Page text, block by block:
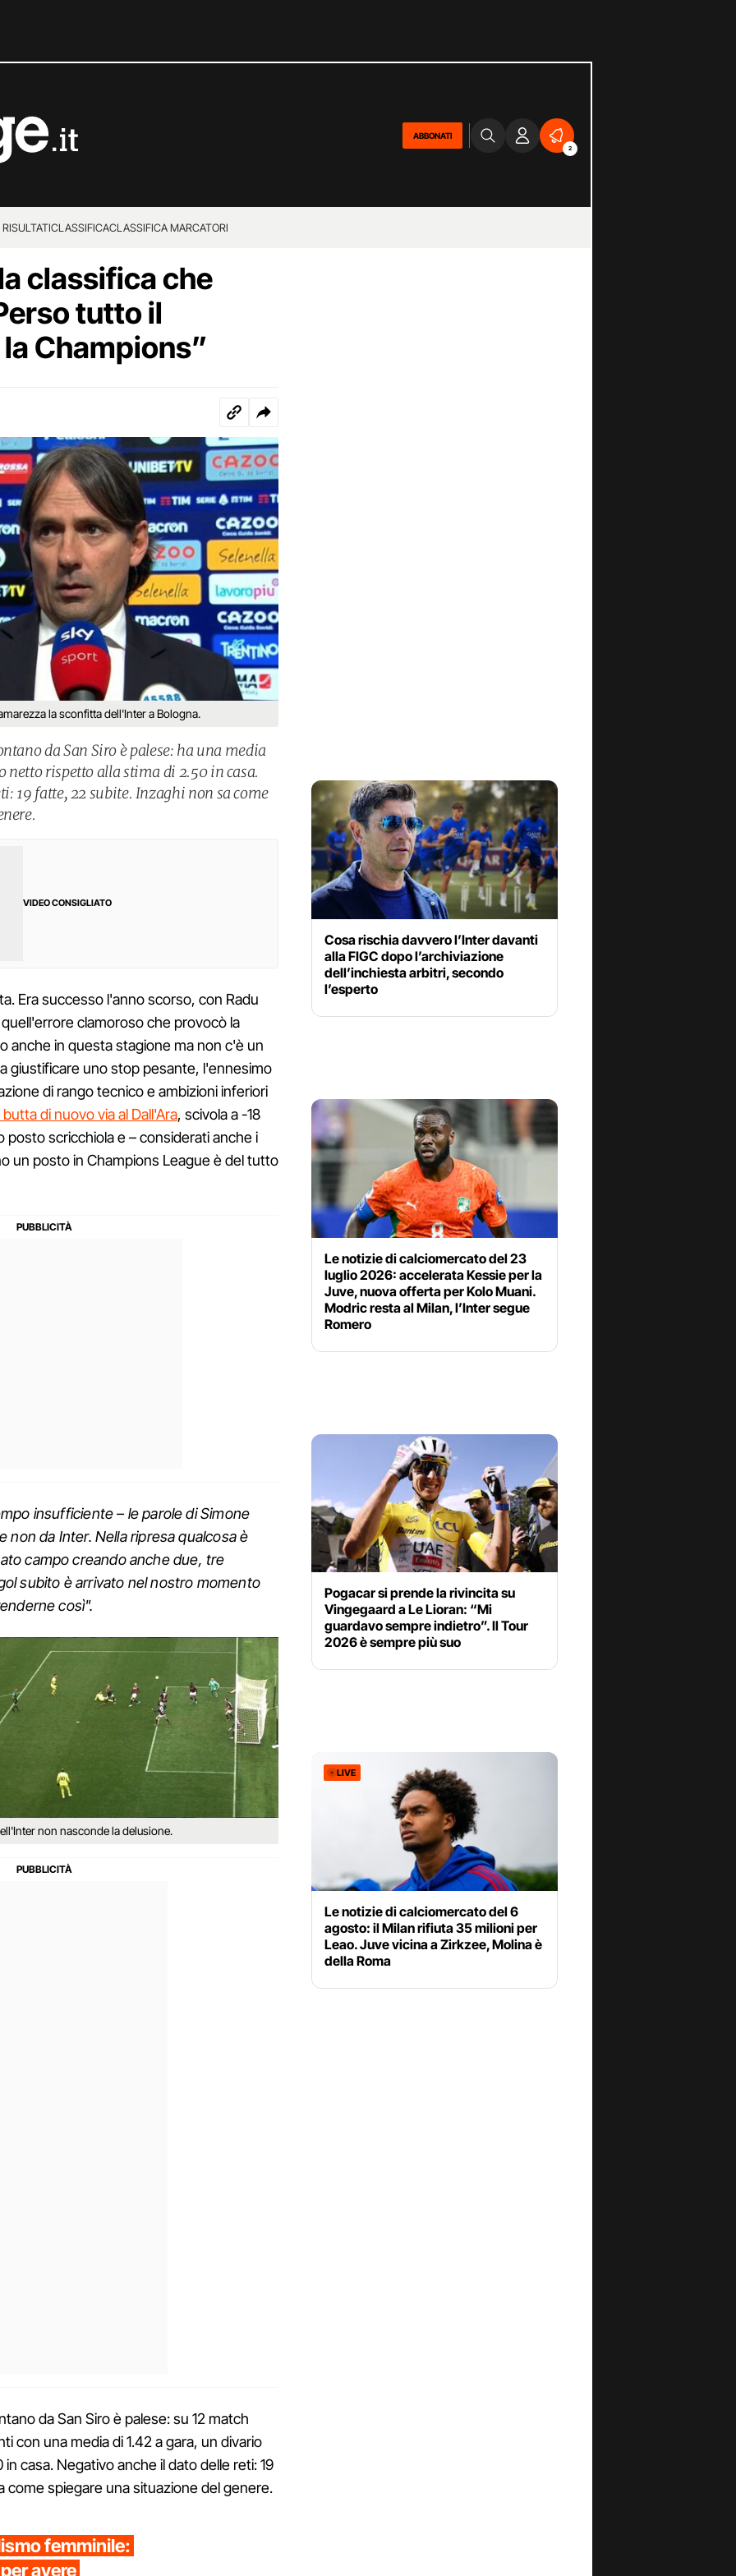
ABBONATI
2
CLASSIFICACLASSIFICA MARCATORI
classifica che
tutto il
Champions”
la sconfitta dell'Inter a Bologna.
da San Siro è palese: ha una media
netto rispetto alla stima di 2.50 in casa.
19 fatte, 22 subite. Inzaghi non sa come
VIDEO CONSIGLIATO
Era successo l'anno scorso, con Radu
clamoroso che provocò la
anche in questa stagione ma non c'è un
giustificare uno stop pesante, l'ennesimo
di rango tecnico e ambizioni inferiori
di nuovo via al Dall'Ara, scivola a -18
posto scricchiola e – considerati anche i
un posto in Champions League è del tutto
insufficiente – le parole di Simone
non da Inter. Nella ripresa qualcosa è
campo creando anche due, tre
subito è arrivato nel nostro momento
così".
non nasconde la delusione.
da San Siro è palese: su 12 match
con una media di 1.42 a gara, un divario
casa. Negativo anche il dato delle reti: 19
come spiegare una situazione del genere.
femminile:
avere
Cosa rischia davvero l’Inter davanti
alla FIGC dopo l’archiviazione
dell’inchiesta arbitri, secondo
l’esperto
Le notizie di calciomercato del 23
luglio 2026: accelerata Kessie per la
Juve, nuova offerta per Kolo Muani.
Modric resta al Milan, l’Inter segue
Romero
Pogacar si prende la rivincita su
Vingegaard a Le Lioran: “Mi
guardavo sempre indietro”. Il Tour
2026 è sempre più suo
LIVE
Le notizie di calciomercato del 6
agosto: il Milan rifiuta 35 milioni per
Leao. Juve vicina a Zirkzee, Molina è
della Roma